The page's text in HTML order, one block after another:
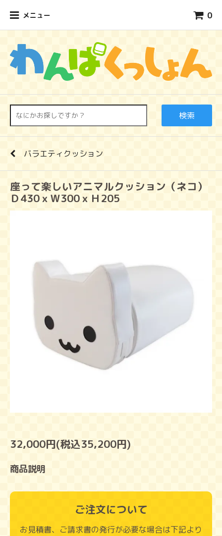
メニュー 0
検索
バラエティクッション
座って楽しいアニマルクッション（ネコ）
Ｄ430ｘＷ300ｘＨ205
32,000円(税込35,200円)
商品説明
ご注文について
お見積書、ご請求書の発行が必要な場合は下記より